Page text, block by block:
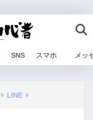
SNS スマホ メッ
LINE